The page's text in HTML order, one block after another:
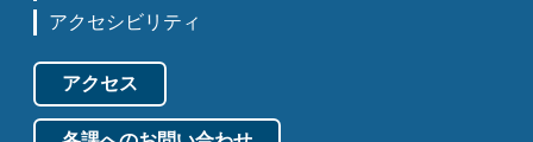
アクセシビリティ
アクセス